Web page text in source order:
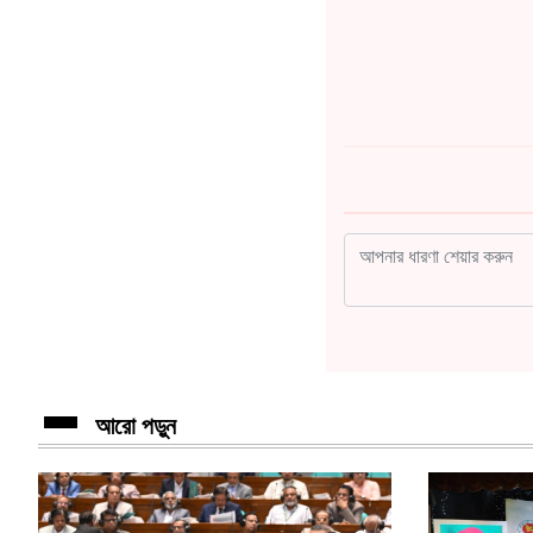
আরো পড়ুন